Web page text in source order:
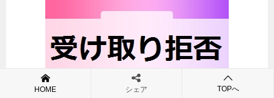
HOME シェア TOPへ